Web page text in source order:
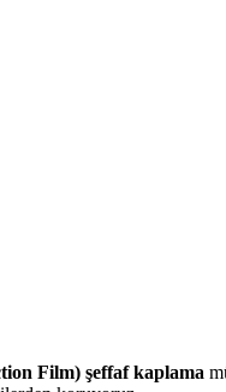
Film) şeffaf kaplama